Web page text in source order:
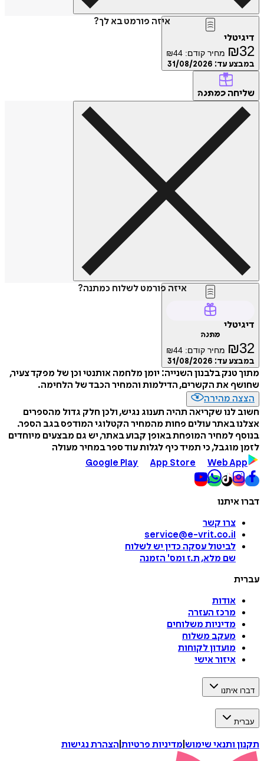
איזה פורמט בא לך?
דיגיטלי
₪32 מחיר קודם: ₪44
במבצע עד: 31/08/2026
שליחה כמתנה
איזה פורמט לשלוח כמתנה?
דיגיטלי
מתנה
₪32 מחיר קודם: ₪44
במבצע עד: 31/08/2026
מתוך טנק בלבנון השנייה: יומן מלחמה אותנטי וכן של מפקד צעיר,
שחושף את הקשרים, הדילמות והמחיר הכבד של הלחימה.
הצצה מהירה
חשוב לנו שקריאה תהיה תענוג נגיש, ולכן חלק גדול מהספרים
אצלנו באתר עולים פחות מהמחיר הקטלוגי המודפס בגב הספר.
בנוסף למחיר המופחת באופן קבוע באתר, יש גם מבצעים מיוחדים
לזמן מוגבל, כי תמיד כיף לגלות עוד ספר במחיר מעולה
Google Play
App Store Web App
דברו איתנו
צרו קשר
service@e-vrit.co.il
לביטול עסקה כדין יש לשלוח
שם מלא, ת.ז ומס' הזמנה
עברית
אודות
מרכז העזרה
מדיניות משלוחים
מעקב משלוח
מועדון לקוחות
איזור אישי
דברו איתנו
עברית
תקנון ותנאי שימוש מדיניות פרטיות הצהרת נגישות